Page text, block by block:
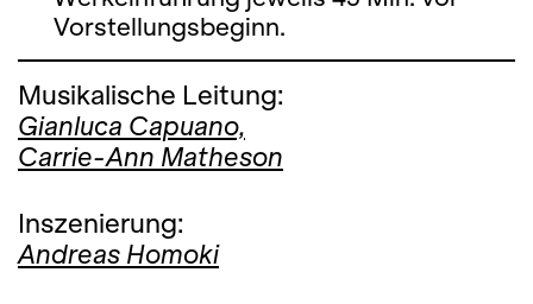
Vorstellungsbeginn.
Musikalische Leitung:
Gianluca Capuano,
Carrie-Ann Matheson
Inszenierung:
Andreas Homoki